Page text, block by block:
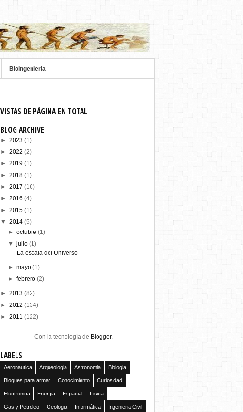
Bioingenieria
VISTAS DE PÁGINA EN TOTAL
BLOG ARCHIVE
►2023(1)
►2022(2)
►2019(1)
►2018(1)
►2017(16)
►2016(4)
►2015(1)
▼2014(5)
► octubre (1)
▼ julio (1)
La escala del Universo
► mayo (1)
► febrero (2)
►2013(82)
►2012(134)
►2011(122)
Con la tecnología de Blogger.
LABELS
Aeronautica Arqueologia Astronomia Biologia
Bloques para armar Conocimiento Curiosidad
Electronica Energia Espacial Fisica
Gas y Petroleo Geologia Informática Ingenieria Civil